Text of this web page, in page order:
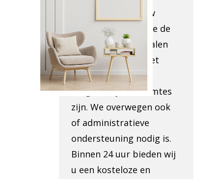
Bij aankomst op uw
locatie evalueren we de
situatie om te bepalen
wat verwijderd moet
worden en hoe
toegankelijk de ruimtes
zijn. We overwegen ook
of administratieve
ondersteuning nodig is.
Binnen 24 uur bieden wij
u een kosteloze en